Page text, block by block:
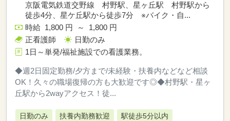
京阪電気鉄道交野線 村野駅、星ヶ丘駅 村野駅から
徒歩4分、星ケ丘駅から徒歩7分 ※バイク・自...
時給 1,800 円 ～ 1,800 円
正看護師
日勤のみ
1日～単発/福祉施設での看護業務。
◆週2日固定勤務/夕方まで/未経験・扶養内などなど相談
OK！久々の職場復帰の方も大歓迎です◎◆村野駅・星ヶ
丘駅から2wayアクセス！徒...
日勤のみ 扶養内勤務歓迎 駅徒歩5分以内